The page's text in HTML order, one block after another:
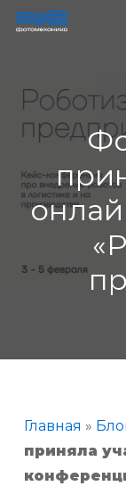
Skip
content
Главная »
приняла